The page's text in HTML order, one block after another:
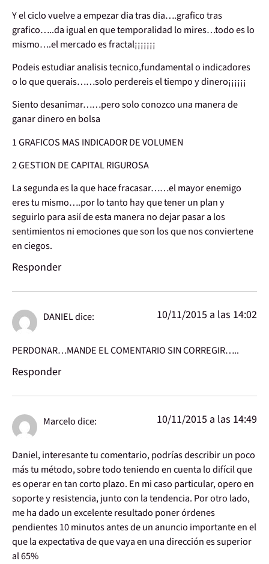
Y el ciclo vuelve a empezar dia tras dia….grafico tras
grafico…..da igual en que temporalidad lo mires…todo es lo
mismo….el mercado es fractal¡¡¡¡¡¡¡
Podeis estudiar analisis tecnico,fundamental o indicadores
o lo que querais……solo perdereis el tiempo y dinero¡¡¡¡¡¡
Siento desanimar……pero solo conozco una manera de
ganar dinero en bolsa
1 GRAFICOS MAS INDICADOR DE VOLUMEN
2 GESTION DE CAPITAL RIGUROSA
La segunda es la que hace fracasar……el mayor enemigo
eres tu mismo….por lo tanto hay que tener un plan y
seguirlo para asií de esta manera no dejar pasar a los
sentimientos ni emociones que son los que nos conviertene
en ciegos.
Responder
DANIELdice: 10/11/2015 a las 14:02
PERDONAR…MANDE EL COMENTARIO SIN CORREGIR…..
Responder
Marcelodice: 10/11/2015 a las 14:49
Daniel, interesante tu comentario, podrías describir un poco
más tu método, sobre todo teniendo en cuenta lo difícil que
es operar en tan corto plazo. En mi caso particular, opero en
soporte y resistencia, junto con la tendencia. Por otro lado,
me ha dado un excelente resultado poner órdenes
pendientes 10 minutos antes de un anuncio importante en el
que la expectativa de que vaya en una dirección es superior
al 65%